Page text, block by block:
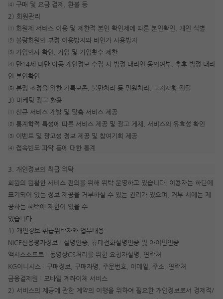
④ 구매 및 요금 결제, 환불 등
2) 회원관리
① 회원제 서비스 이용 및 제한적 본인 확인제에 따른 본인확인, 개인 식별
② 불량회원의 부정 이용방지와 비인가 사용방지
③ 가입의사 확인, 가입 및 가입횟수 제한
④ 만14세 미만 아동 개인정보 수집 시 법정 대리인 동의여부, 추후 법정 대리
인 본인확인
⑤ 분쟁 조정을 위한 기록보존, 불만처리 등 민원처리, 고지사항 전달
3) 마케팅·광고 활용
① 신규 서비스 개발 및 맞춤 서비스 제공
② 통계학적 특성에 따른 서비스 제공 및 광고 게재, 서비스의 유효성 확인
③ 이벤트 및 광고성 정보 제공 및 참여기회 제공
④ 접속빈도 파악 등에 대한 통계
3. 개인정보의 취급 위탁
회원의 원활한 서비스 편의를 위해 위탁 운영하고 있습니다. 이용자는 하단에
표기되어 있는 정보 제공을 거부하실 수 있는 권리가 있으며, 거부 시에는 제
공하는 혜택에 제한이 있을 수
있습니다.
1) 개인정보 취급위탁자와 업무내용
NICE신용평가정보 : 실명인증, 휴대전화실명인증 및 아이핀인증
액시스소프트 : 동영상CS처리를 위한 요청자실명, 연락처
KG이니시스 : 구매정보, 구매자명, 주문번호, 이메일, 주소, 연락처
금융결제원 : 모바일 계좌이체 서비스
2) 서비스의 제공에 관한 계약의 이행을 위하여 필요한 개인정보로서 경제적/